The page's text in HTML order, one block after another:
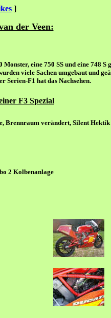
]
der Veen:
eine 750 SS und eine 748
viele Sachen umgebaut und
Serien-F1 hat das Nachsehen.
F3 Spezial
Brennraum verändert, Silent
2 Kolbenanlage